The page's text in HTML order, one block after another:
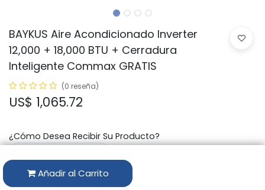
BAYKUS Aire Acondicionado Inverter
12,000 + 18,000 BTU + Cerradura
Inteligente Commax GRATIS
(0 reseña)
US$ 1,065.72
​¿Cómo Desea Recibir Su Producto?
Añadir al Carrito